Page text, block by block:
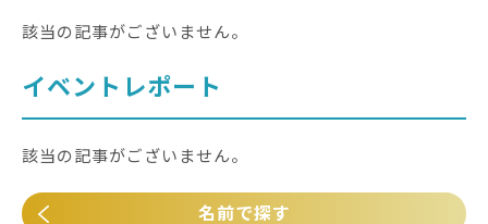
該当の記事がございません。
イベントレポート
該当の記事がございません。
名前で探す